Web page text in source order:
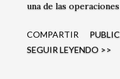
una de las
ataque con una de las
COMPARTIR
SEGUIR LEYENDO >>